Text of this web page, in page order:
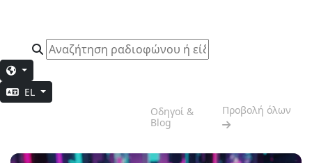
EL
Οδηγοί &
Blog
Προβολή όλων